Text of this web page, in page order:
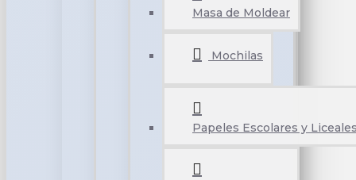
Masa de Moldear
Mochilas
Papeles Escolares y